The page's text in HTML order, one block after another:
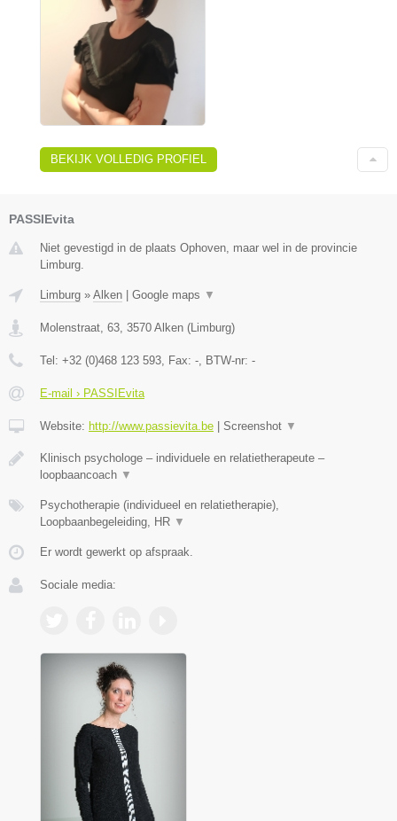
BEKIJK VOLLEDIG PROFIEL
PASSIEvita
Niet gevestigd in de plaats Ophoven, maar wel in de provincie
Limburg.
Limburg » Alken | Google maps ▼
Molenstraat, 63 3570 Alken (Limburg)
Tel: +32 (0)468 123 593 , Fax: - , BTW-nr: -
E-mail › PASSIEvita
Website: http://www.passievita.be | Screenshot ▼
Klinisch psychologe – individuele en relatietherapeute –
loopbaancoach ▼
Psychotherapie (individueel en relatietherapie),
Loopbaanbegeleiding, HR ▼
Er wordt gewerkt op afspraak.
Sociale media: